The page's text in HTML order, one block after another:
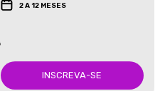
2 A 12 MESES
INSCREVA-SE